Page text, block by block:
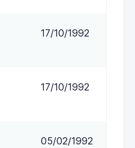
17/10/1992
17/10/1992
05/02/1992